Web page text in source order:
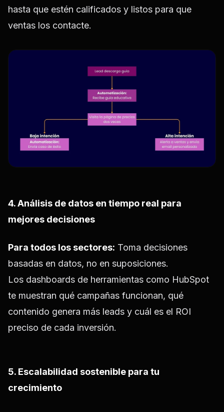
hasta que estén calificados y listos para que
ventas los contacte.
4. Análisis de datos en tiempo real para
mejores decisiones
Para todos los sectores: Toma decisiones
basadas en datos, no en suposiciones.
Los dashboards de herramientas como HubSpot
te muestran qué campañas funcionan, qué
contenido genera más leads y cuál es el ROI
preciso de cada inversión.
5. Escalabilidad sostenible para tu
crecimiento